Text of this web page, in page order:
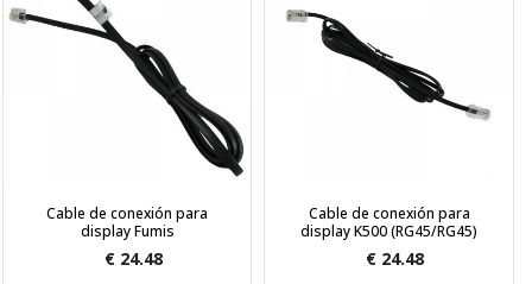
Cable de conexión para
display Fumis
€ 24.48
Cable de conexión para
display K500 (RG45/RG45)
€ 24.48